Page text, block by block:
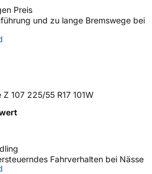
Preis
und zu lange Bremswege bei
Z 107 225/55 R17 101W
Fahrverhalten bei Nässe